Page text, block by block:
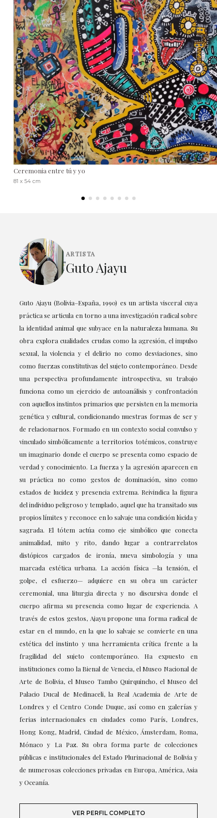
Ceremonia entre tú y yo
81 x 54 cm
ARTISTA
Guto Ajayu
Guto Ajayu (Bolivia–España, 1990) es un artista visceral cuya
práctica se articula en torno a una investigación radical sobre
la identidad animal que subyace en la naturaleza humana. Su
obra explora cualidades crudas como la agresión, el impulso
sexual, la violencia y el delirio no como desviaciones, sino
como fuerzas constitutivas del sujeto contemporáneo. Desde
una perspectiva profundamente introspectiva, su trabajo
funciona como un ejercicio de autoanálisis y confrontación
con aquellos instintos primarios que persisten en la memoria
genética y cultural, condicionando nuestras formas de ser y
de relacionarnos. Formado en un contexto social convulso y
vinculado simbólicamente a territorios totémicos, construye
un imaginario donde el cuerpo se presenta como espacio de
verdad y conocimiento. La fuerza y la agresión aparecen en
su práctica no como gestos de dominación, sino como
estados de lucidez y presencia extrema. Reivindica la figura
del individuo peligroso y templado, aquel que ha transitado sus
propios límites y reconoce en lo salvaje una condición lúcida y
sagrada. El tótem actúa como eje simbólico que conecta
animalidad, mito y rito, dando lugar a contrarrelatos
distópicos cargados de ironía, nueva simbología y una
marcada estética urbana. La acción física —la tensión, el
golpe, el esfuerzo— adquiere en su obra un carácter
ceremonial, una liturgia directa y no discursiva donde el
cuerpo afirma su presencia como lugar de experiencia. A
través de estos gestos, Ajayu propone una forma radical de
estar en el mundo, en la que lo salvaje se convierte en una
estética del instinto y una herramienta crítica frente a la
fragilidad del sujeto contemporáneo. Ha expuesto en
instituciones como la Bienal de Venecia, el Museo Nacional de
Arte de Bolivia, el Museo Tambo Quirquincho, el Museo del
Palacio Ducal de Medinaceli, la Real Academia de Arte de
Londres y el Centro Conde Duque, así como en galerías y
ferias internacionales en ciudades como París, Londres,
Hong Kong, Madrid, Ciudad de México, Ámsterdam, Roma,
Mónaco y La Paz. Su obra forma parte de colecciones
públicas e institucionales del Estado Plurinacional de Bolivia y
de numerosas colecciones privadas en Europa, América, Asia
y Oceanía.
VER PERFIL COMPLETO